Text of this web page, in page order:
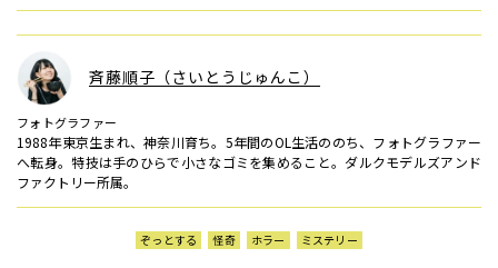
斉藤順子（さいとうじゅんこ）
フォトグラファー
1988年東京生まれ、神奈川育ち。5年間のOL生活ののち、フォトグラファー
へ転身。特技は手のひらで小さなゴミを集めること。ダルクモデルズアンド
ファクトリー所属。
ぞっとする 怪奇 ホラー ミステリー